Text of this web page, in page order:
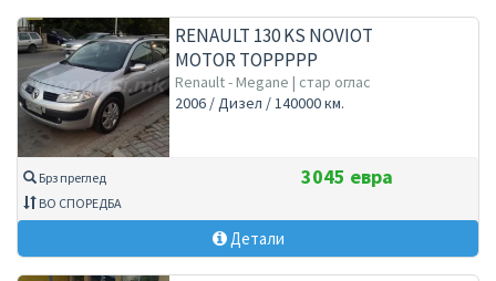
RENAULT 130 KS NOVIOT
MOTOR TOPPPPP
Renault - Megane | стар оглас
2006 / Дизел / 140000 км.
Брз преглед
ВО СПОРЕДБА
3045 евра
Детали